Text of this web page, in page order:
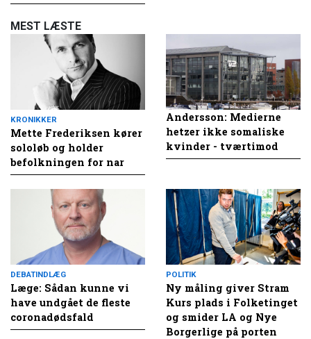
MEST LÆSTE
KRONIKKER
Mette Frederiksen kører
sololøb og holder
befolkningen for nar
Andersson: Medierne
hetzer ikke somaliske
kvinder - tværtimod
DEBATINDLÆG
Læge: Sådan kunne vi
have undgået de fleste
coronadødsfald
POLITIK
Ny måling giver Stram
Kurs plads i Folketinget
og smider LA og Nye
Borgerlige på porten